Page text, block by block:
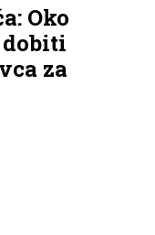
Oko
za